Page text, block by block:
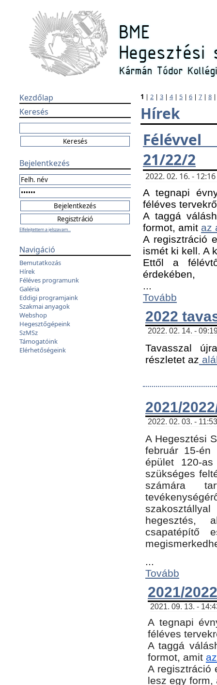
Kezdőlap
Keresés
Bejelentkezés
Elfelejtettem a jelszavam...
Navigáció
Bemutatkozás
Hírek
Féléves programunk
Galéria
Eddigi programjaink
Szakmai anyagok
Webshop
Hegesztőgépeink
SzMSz
Támogatóink
Elérhetőségeink
1 | 2 | 3 | 4| 5 | 6 | 7 | 8
Hírek
21/22/2
2022. 02. 16. -
A tegnapi
féléves
A taggá
formot, amit az
A regisztráció
ismét ki kell. A
Ettől a
érdekében,
...
Tovább
2022
2022. 02. 14. -
Tavasszal
részletet az
2021/
2022. 02. 03. -
A Hegesztési
február 15-
épület 120-
szükséges
számára
hegesztés,
csapatépítő
...
Tovább
2021/
2021. 09. 13. -
A tegnapi
féléves
A taggá
formot, amit
A regisztráció
lesz egy